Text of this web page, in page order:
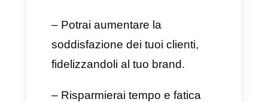
il sistema di gestione progetti,
oltre a tante app, come Zapier,
per un’esperienza totalizzante.